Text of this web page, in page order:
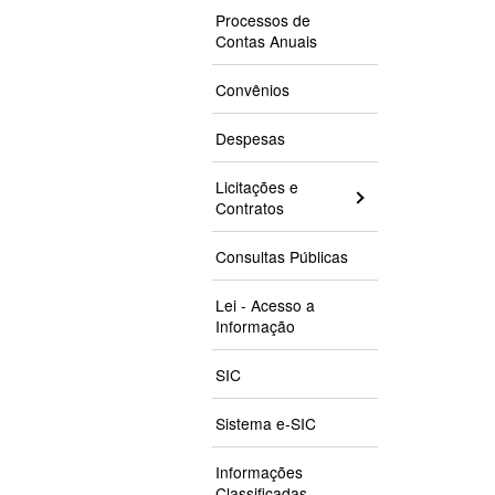
Processos de
Contas Anuais
Convênios
Despesas
Licitações e
Contratos
Consultas Públicas
Lei - Acesso a
Informação
SIC
Sistema e-SIC
Informações